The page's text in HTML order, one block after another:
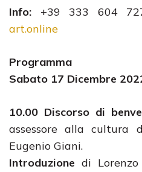
Info: +39 333 604
art.online
Programma
Sabato 17 Dicembre
10.00 Discorso di
assessore alla cultura
Eugenio Giani.
Introduzione di